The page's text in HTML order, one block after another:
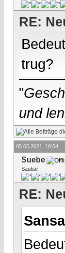
RE:
trug?
"
und
05.05.2021, 10:54
Suebe
Saubär
RE: